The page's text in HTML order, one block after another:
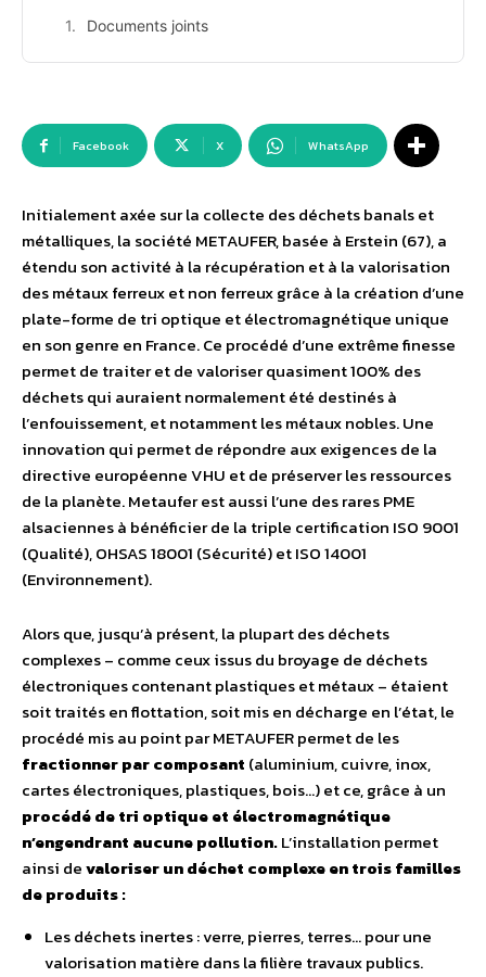
Documents joints
Facebook X WhatsApp
Initialement axée sur la collecte des déchets banals et
métalliques, la société METAUFER, basée à Erstein (67), a
étendu son activité à la récupération et à la valorisation
des métaux ferreux et non ferreux grâce à la création d’une
plate-forme de tri optique et électromagnétique unique
en son genre en France. Ce procédé d’une extrême finesse
permet de traiter et de valoriser quasiment 100% des
déchets qui auraient normalement été destinés à
l’enfouissement, et notamment les métaux nobles. Une
innovation qui permet de répondre aux exigences de la
directive européenne VHU et de préserver les ressources
de la planète. Metaufer est aussi l’une des rares PME
alsaciennes à bénéficier de la triple certification ISO 9001
(Qualité), OHSAS 18001 (Sécurité) et ISO 14001
(Environnement).
Alors que, jusqu’à présent, la plupart des déchets
complexes – comme ceux issus du broyage de déchets
électroniques contenant plastiques et métaux – étaient
soit traités en flottation, soit mis en décharge en l’état, le
procédé mis au point par METAUFER permet de les
fractionner par composant (aluminium, cuivre, inox,
cartes électroniques, plastiques, bois…) et ce, grâce à un
procédé de tri optique et électromagnétique
n’engendrant aucune pollution.L’installation permet
ainsi devaloriser un déchet complexe en trois familles
de produits :
Les déchets inertes : verre, pierres, terres… pour une
valorisation matière dans la filière travaux publics.